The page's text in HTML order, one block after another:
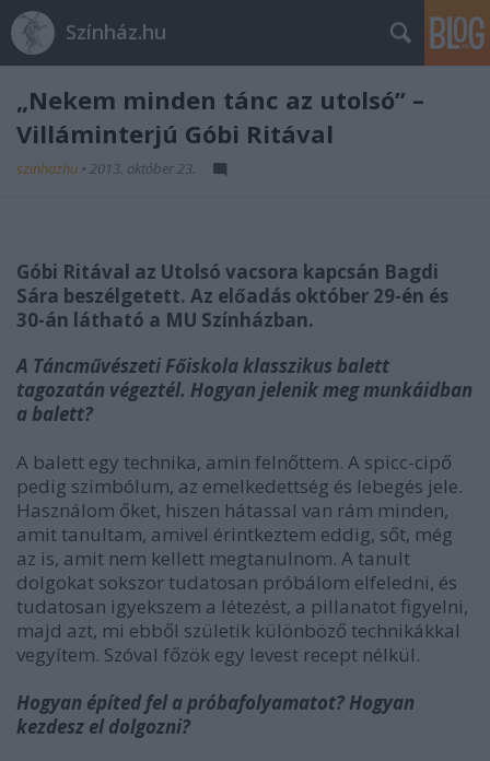
Színház.hu
„Nekem minden tánc az utolsó” –
Villáminterjú Góbi Ritával
szinhazhu • 2013. október 23.
Góbi Ritával az Utolsó vacsora kapcsán Bagdi
Sára beszélgetett. Az előadás október 29-én és
30-án látható a MU Színházban.
A Táncművészeti Főiskola klasszikus balett
tagozatán végeztél. Hogyan jelenik meg munkáidban
a balett?
A balett egy technika, amin felnőttem. A spicc-cipő
pedig szimbólum, az emelkedettség és lebegés jele.
Használom őket, hiszen hátassal van rám minden,
amit tanultam, amivel érintkeztem eddig, sőt, még
az is, amit nem kellett megtanulnom. A tanult
dolgokat sokszor tudatosan próbálom elfeledni, és
tudatosan igyekszem a létezést, a pillanatot figyelni,
majd azt, mi ebből születik különböző technikákkal
vegyítem. Szóval főzök egy levest recept nélkül.
Hogyan építed fel a próbafolyamatot? Hogyan
kezdesz el dolgozni?